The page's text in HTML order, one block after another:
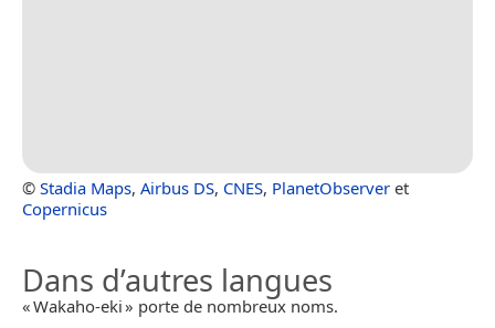
© Stadia Maps, Airbus DS, CNES, PlanetObserver et
Copernicus
Dans d’autres langues
« Wakaho-eki » porte de nombreux noms.